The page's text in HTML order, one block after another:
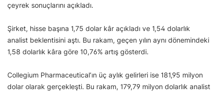
çeyrek sonuçlarını açıkladı.
Şirket, hisse başına 1,75 dolar kâr açıkladı ve 1,54 dolarlık
analist beklentisini aştı. Bu rakam, geçen yılın aynı dönemindeki
1,58 dolarlık kâra göre 10,76% artış gösterdi.
Collegium Pharmaceutical’ın üç aylık gelirleri ise 181,95 milyon
dolar olarak gerçekleşti. Bu rakam, 179,79 milyon dolarlık analist